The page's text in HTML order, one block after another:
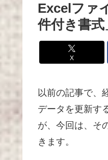
Excelファ
件付き書
X
以前の記事で、
データを更新す
が、今回は、そ
きます。